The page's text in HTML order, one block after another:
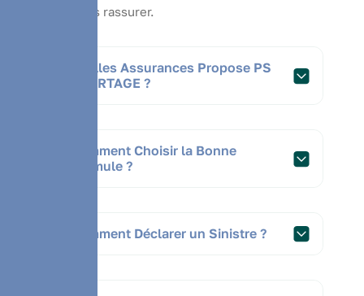
vous rassurer.
Quelles Assurances Propose PS
COURTAGE ?
Comment Choisir la Bonne
Formule ?
Comment Déclarer un Sinistre ?